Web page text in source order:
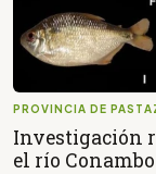
PROVINCIA DE
Investigación
el río